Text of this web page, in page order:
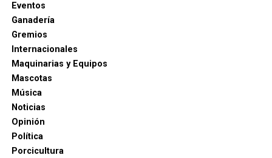
Eventos
Ganadería
Gremios
Internacionales
Maquinarias y Equipos
Mascotas
Música
Noticias
Opinión
Política
Porcicultura